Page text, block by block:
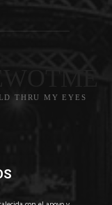
THRU MY EYES